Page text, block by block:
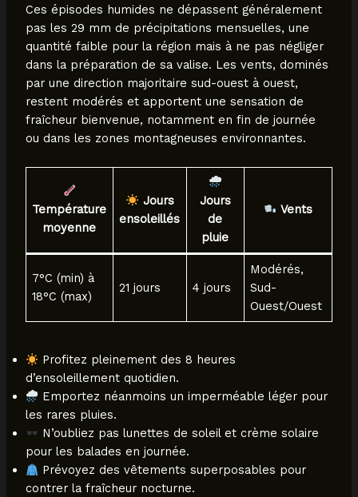
Ces épisodes humides ne dépassent généralement
pas les 29 mm de précipitations mensuelles, une
quantité faible pour la région mais à ne pas négliger
dans la préparation de sa valise. Les vents, dominés
par une direction majoritaire sud-ouest à ouest,
restent modérés et apportent une sensation de
fraîcheur bienvenue, notamment en fin de journée
ou dans les zones montagneuses environnantes.
Température
moyenne
Jours
ensoleillés
Jours
de
pluie
Vents
7°C (min) à
18°C (max)
21 jours 4 jours
Modérés,
Sud-
Ouest/Ouest
Profitez pleinement des 8 heures
d’ensoleillement quotidien.
Emportez néanmoins un imperméable léger pour
les rares pluies.
N’oubliez pas lunettes de soleil et crème solaire
pour les balades en journée.
Prévoyez des vêtements superposables pour
contrer la fraîcheur nocturne.